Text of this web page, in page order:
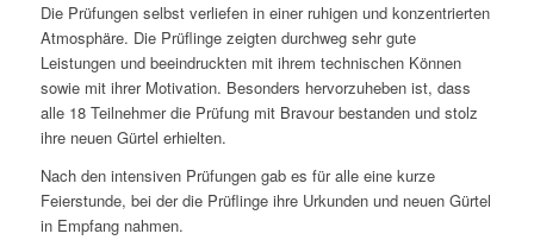
Die Prüfungen selbst verliefen in einer ruhigen und konzentrierten
Atmosphäre. Die Prüflinge zeigten durchweg sehr gute
Leistungen und beeindruckten mit ihrem technischen Können
sowie mit ihrer Motivation. Besonders hervorzuheben ist, dass
alle 18 Teilnehmer die Prüfung mit Bravour bestanden und stolz
ihre neuen Gürtel erhielten.
Nach den intensiven Prüfungen gab es für alle eine kurze
Feierstunde, bei der die Prüflinge ihre Urkunden und neuen Gürtel
in Empfang nahmen.